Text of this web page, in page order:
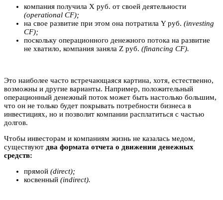
компания получила X руб. от своей деятельности
(operational CF);
на свое развитие при этом она потратила Y руб. (investing
CF);
поскольку операционного денежного потока на развитие
не хватило, компания заняла Z руб. (financing CF).
Это наиболее часто встречающаяся картина, хотя, естественно,
возможны и другие варианты. Например, положительный
операционный денежный поток может быть настолько большим,
что он не только будет покрывать потребности бизнеса в
инвестициях, но и позволит компании расплатиться с частью
долгов.
Чтобы инвесторам и компаниям жизнь не казалась медом,
существуют два формата отчета о движении денежных
средств:
прямой (direct);
косвенный (indirect).